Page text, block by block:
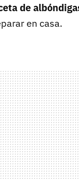
de
en casa.